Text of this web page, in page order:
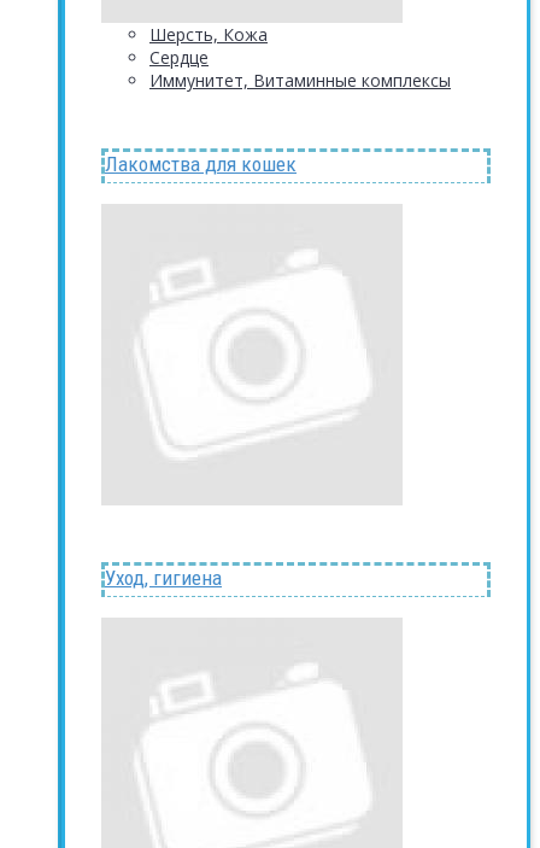
Шерсть, Кожа
Сердце
Иммунитет, Витаминные комплексы
Лакомства для кошек
Уход, гигиена